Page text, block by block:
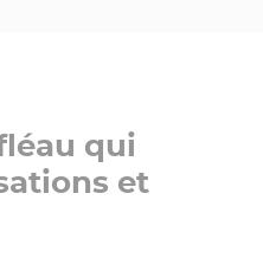
qui
et